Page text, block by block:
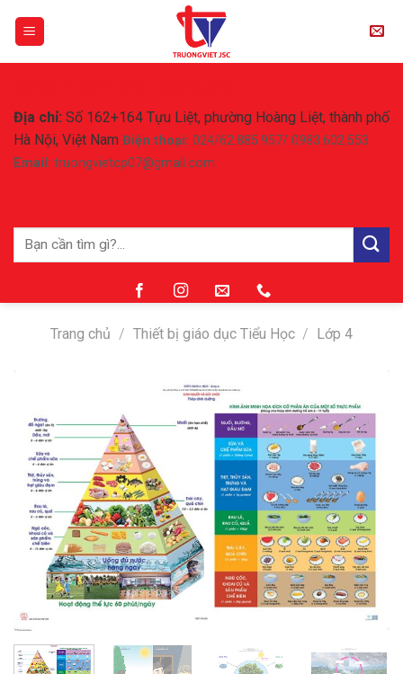
Địa chỉ: Số 162+164 Tựu Liệt, phường Hoàng Liệt, thành phố
Hà Nội, Việt Nam Điện thoại: 024/62.885.957/ 0983.602.553
Email : truongvietcp07@gmail.com
Tìm
Trang chủ / Thiết bị giáo dục Tiểu Học / Lớp 4